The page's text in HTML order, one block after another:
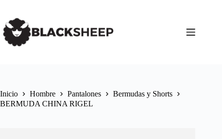
Inicio Hombre Pantalones
Bermudas y Shorts
BERMUDA CHINA RIGEL